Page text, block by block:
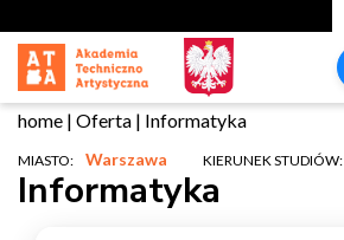
home | Oferta | Informatyka
MIASTO: Warszawa KIERUNEK STUDIÓW:
Informatyka